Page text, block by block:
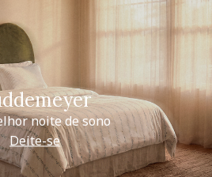
noite de sono
Deite-se